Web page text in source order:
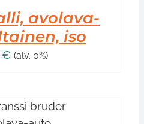
avolava-
iso
€ (alv. 0%)